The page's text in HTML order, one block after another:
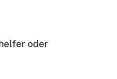
oder